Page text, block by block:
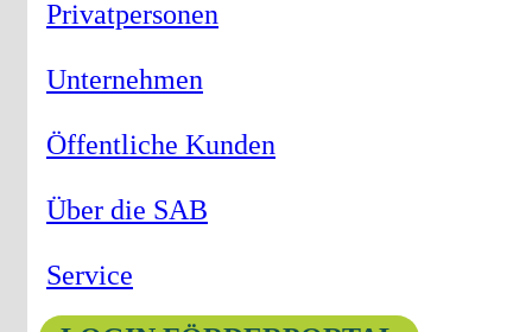
Privatpersonen
Unternehmen
Öffentliche Kunden
Über die SAB
Service